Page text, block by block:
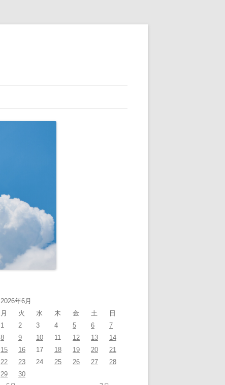
2026年6月
月
火 水 木 金 土
日
1
2 3 4 5 6
7
8
9 10 11 12 13
14
15
16 17 18 19 20
21
22
23 24 25 26 27
28
29
30